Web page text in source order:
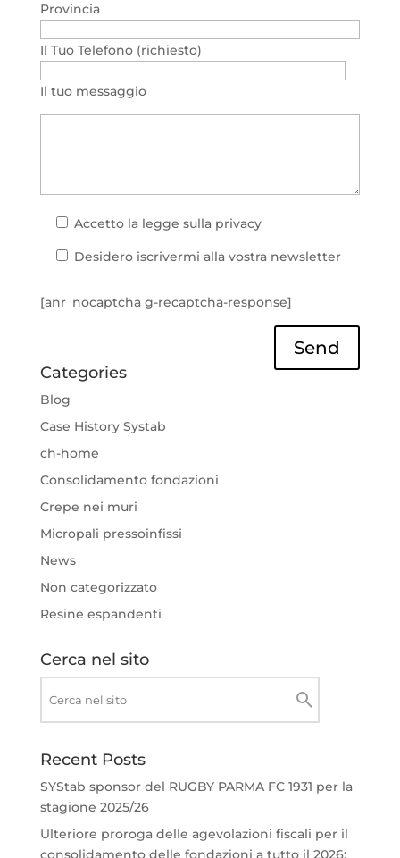
Provincia
Il Tuo Telefono (richiesto)
Il tuo messaggio
Accetto la legge sulla privacy
Desidero iscrivermi alla vostra newsletter
[anr_nocaptcha g-recaptcha-response]
Send
Categories
Blog
Case History Systab
ch-home
Consolidamento fondazioni
Crepe nei muri
Micropali pressoinfissi
News
Non categorizzato
Resine espandenti
Cerca nel sito
Recent Posts
SYStab sponsor del RUGBY PARMA FC 1931 per la
stagione 2025/26
Ulteriore proroga delle agevolazioni fiscali per il
consolidamento delle fondazioni a tutto il 2026: